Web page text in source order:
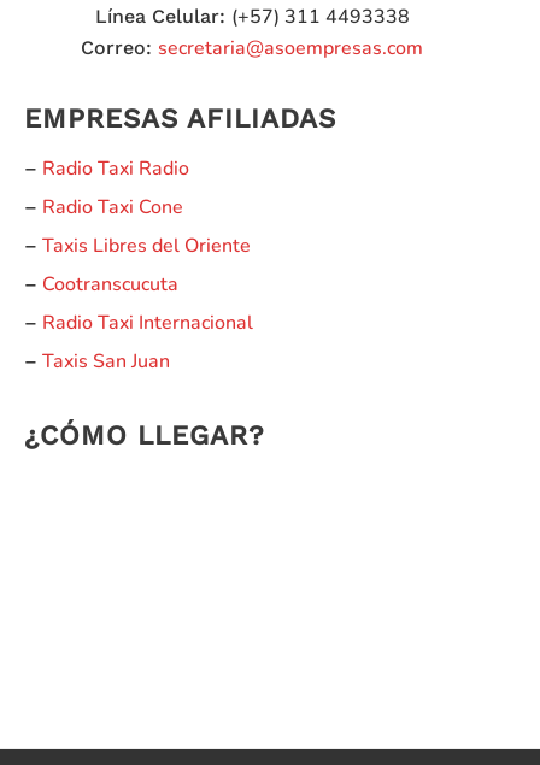
Línea Celular: (+57) 311 4493338
Correo: secretaria@asoempresas.com
EMPRESAS AFILIADAS
– Radio Taxi Radio
– Radio Taxi Cone
– Taxis Libres del Oriente
– Cootranscucuta
– Radio Taxi Internacional
– Taxis San Juan
¿CÓMO LLEGAR?